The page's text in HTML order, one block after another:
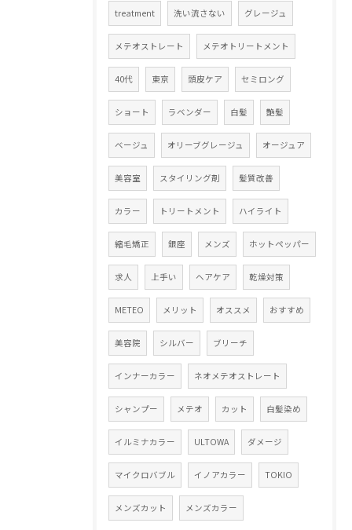
treatment 洗い流さない グレージュ
メテオストレート メテオトリートメント
40代 東京 頭皮ケア セミロング
ショート ラベンダー 白髪 艶髪
ベージュ オリーブグレージュ オージュア
美容室 スタイリング剤 髪質改善
カラー トリートメント ハイライト
縮毛矯正 銀座 メンズ ホットペッパー
求人 上手い ヘアケア 乾燥対策
METEO メリット オススメ おすすめ
美容院 シルバー ブリーチ
インナーカラー ネオメテオストレート
シャンプー メテオ カット 白髪染め
イルミナカラー ULTOWA ダメージ
マイクロバブル イノアカラー TOKIO
メンズカット メンズカラー